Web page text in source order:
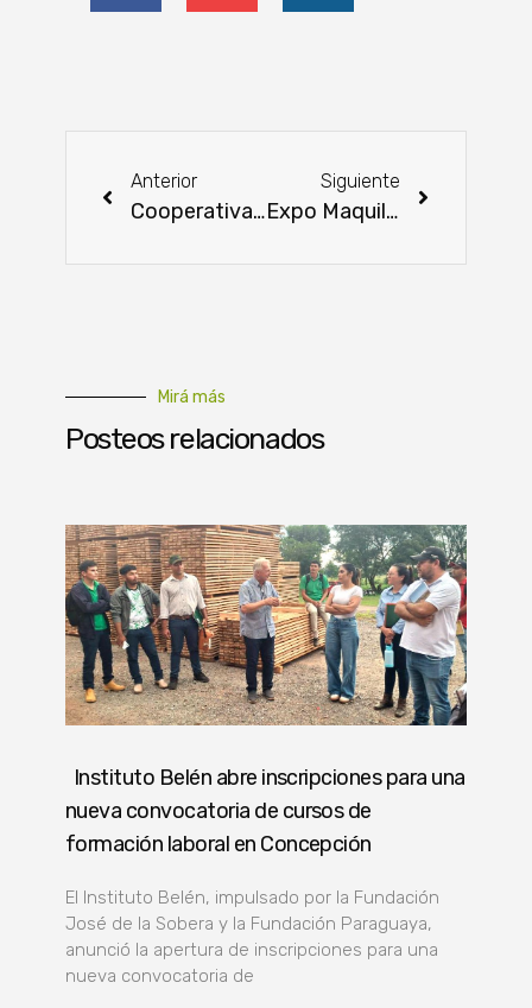
Anterior
Cooperativa Universitaria presenta atractivas propuestas por el mes aniversario
Siguiente
Expo Maquila en su sexta edición con más fuerza e importante desarrollo
Mirá más
Posteos relacionados
Instituto Belén abre inscripciones para una
nueva convocatoria de cursos de
formación laboral en Concepción
El Instituto Belén, impulsado por la Fundación
José de la Sobera y la Fundación Paraguaya,
anunció la apertura de inscripciones para una
nueva convocatoria de